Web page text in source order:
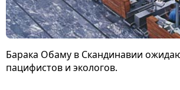
Барака Обаму в Скандинавии
пацифистов и экологов.